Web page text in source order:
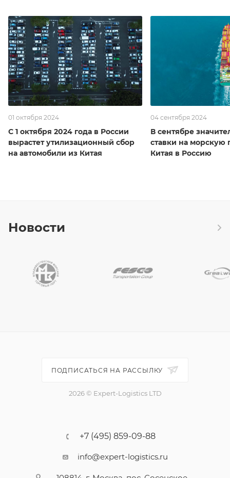
01 октября 2024
С 1 октября 2024 года в России
вырастет утилизационный сбор
на автомобили из Китая
04 сентября 2024
В сентябре
ставки на морскую
Китая в Россию
Новости
ПОДПИСАТЬСЯ НА РАССЫЛКУ
2026 © Expert-Logistics LTD
+7 (495) 859-09-88
info@expert-logistics.ru